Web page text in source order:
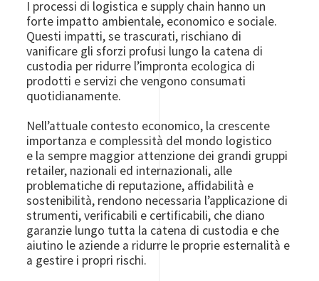
I processi di logistica e supply chain hanno un
forte impatto ambientale, economico e sociale.
Questi impatti, se trascurati, rischiano di
vanificare gli sforzi profusi lungo la catena di
custodia per ridurre l’impronta ecologica di
prodotti e servizi che vengono consumati
quotidianamente.
Nell’attuale contesto economico, la crescente
importanza e complessità del mondo logistico
e la sempre maggior attenzione dei grandi gruppi
retailer, nazionali ed internazionali, alle
problematiche di reputazione, affidabilità e
sostenibilità, rendono necessaria l’applicazione di
strumenti, verificabili e certificabili, che diano
garanzie lungo tutta la catena di custodia e che
aiutino le aziende a ridurre le proprie esternalità e
a gestire i propri rischi.